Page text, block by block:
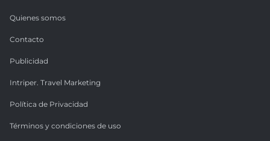
Quienes somos
Contacto
Publicidad
Intriper. Travel Marketing
Política de Privacidad
Términos y condiciones de uso